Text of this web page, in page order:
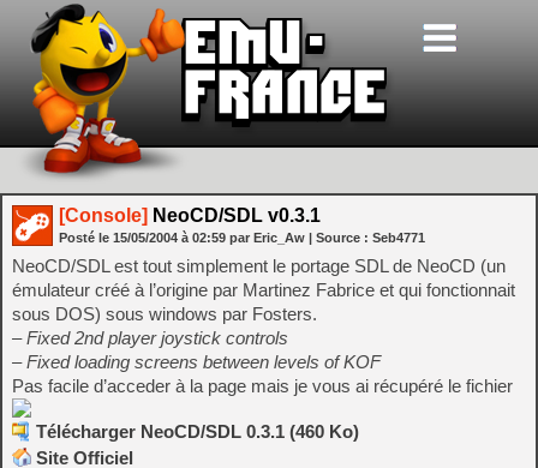
[Console] NeoCD/SDL v0.3.1
Posté le 15/05/2004 à 02:59 par Eric_Aw | Source : Seb4771
NeoCD/SDL est tout simplement le portage SDL de NeoCD (un
émulateur créé à l’origine par Martinez Fabrice et qui fonctionnait
sous DOS) sous windows par Fosters.
– Fixed 2nd player joystick controls
– Fixed loading screens between levels of KOF
Pas facile d’acceder à la page mais je vous ai récupéré le fichier
Télécharger NeoCD/SDL 0.3.1 (460 Ko)
Site Officiel